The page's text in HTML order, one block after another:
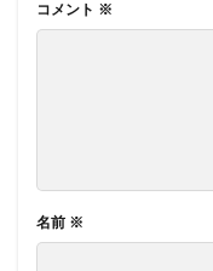
コメント ※
名前 ※